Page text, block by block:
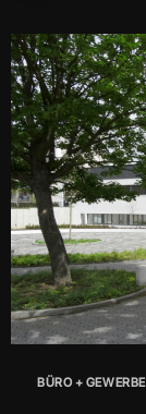
BÜRO + GEWERBE